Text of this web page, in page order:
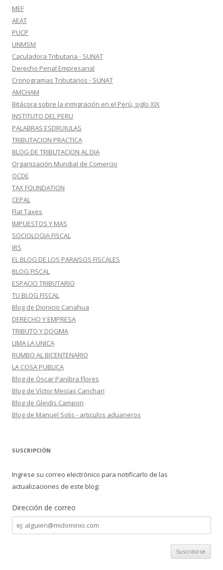
MEF
AEAT
PUCP
UNMSM
Caculadora Tributaria - SUNAT
Derecho Penal Empresarial
Cronogramas Tributarios - SUNAT
AMCHAM
Bitácora sobre la inmigración en el Perú, siglo XIX
INSTITUTO DEL PERU
PALABRAS ESDRUJULAS
TRIBUTACION PRACTICA
BLOG DE TRIBUTACION AL DIA
Organización Mundial de Comercio
OCDE
TAX FOUNDATION
CEPAL
Flat Taxes
IMPUESTOS Y MAS
SOCIOLOGIA FISCAL
IRS
EL BLOG DE LOS PARAISOS FISCALES
BLOG FISCAL
ESPACIO TRIBUTARIO
TU BLOG FISCAL
Blog de Dionicio Canahua
DERECHO Y EMPRESA
TRIBUTO Y DOGMA
LIMA LA UNICA
RUMBO AL BICENTENARIO
LA COSA PUBLICA
Blog de Oscar Panibra Flores
Blog de Víctor Mesías Canchari
Blog de Gleidis Campon
Blog de Manuel Solis - articulos aduaneros
SUSCRIPCIÓN
Ingrese su correo electrónico para notificarlo de las
actualizaciones de este blog:
Dirección de correo
Dirección
de
correo